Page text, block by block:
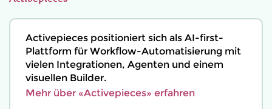
Activepieces positioniert sich als AI-first-
Plattform für Workflow-Automatisierung mit
vielen Integrationen, Agenten und einem
visuellen Builder.
Mehr über «Activepieces» erfahren